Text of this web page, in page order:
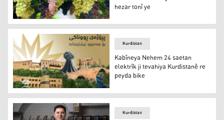
Dihok di berhema tirî de rekoreke nû tomar dike:
hezar tonî ye
Kabîneya Nehem 24 saetan elektrîk ji tevahiya
Kurdistan
Kabîneya Nehem 24 saetan
elektrîk ji tevahiya Kurdistanê re
peyda bike
Kurdistan